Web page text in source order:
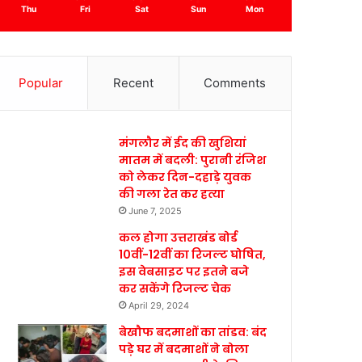
Thu Fri Sat Sun Mon
Popular Recent Comments
मंगलौर में ईद की खुशियां
मातम में बदली: पुरानी रंजिश
को लेकर दिन-दहाड़े युवक
की गला रेत कर हत्या
June 7, 2025
कल होगा उत्तराखंड बोर्ड
10वीं-12वीं का रिजल्ट घोषित,
इस वेबसाइट पर इतने बजे
कर सकेंगे रिजल्ट चेक
April 29, 2024
बेखौफ बदमाशों का तांडव: बंद
पड़े घर में बदमाशों ने बोला